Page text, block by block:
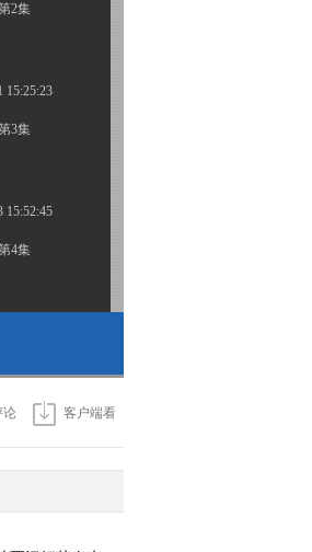
2集
15:25:23
3集
15:52:45
4集
15:24:44
论 客户端看